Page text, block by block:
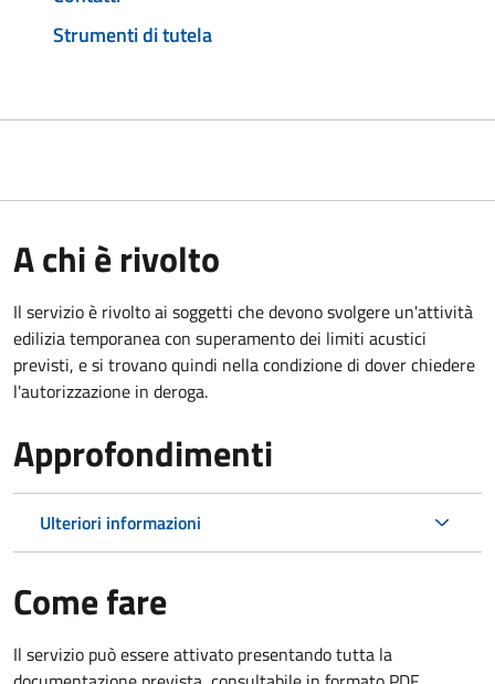
Strumenti di tutela
A chi è rivolto
Il servizio è rivolto ai soggetti che devono svolgere un'attività
edilizia temporanea con superamento dei limiti acustici
previsti, e si trovano quindi nella condizione di dover chiedere
l'autorizzazione in deroga.
Approfondimenti
Ulteriori informazioni
Come fare
Il servizio può essere attivato presentando tutta la